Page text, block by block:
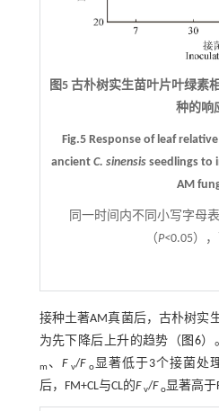
图5 古朴树实生苗叶片叶绿素
种的响
Fig.5 Response of leaf
ancient C. sinensisseedlings to
AM
同一时间内不同小写字母
（P<0.05），
接种土著AM真菌后，古朴树实
为先下降后上升的趋势（ 图6）
m 、 F v/F o显著低于3个接菌处
后，FM+CL与CL的F v/F o显著高于